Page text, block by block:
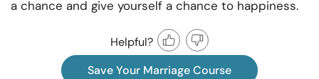
a chance and give yourself a chance to happiness.
Helpful?
Save Your Marriage Course